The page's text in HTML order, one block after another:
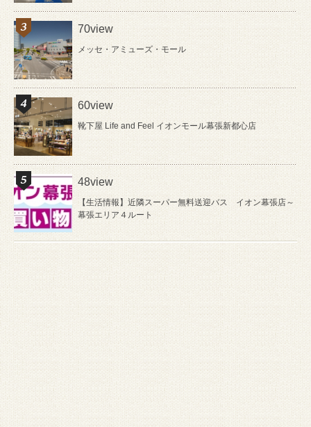
70view
メッセ・アミューズ・モール
60view
靴下屋 Life and Feel イオンモール幕張新都心店
48view
【生活情報】近隣スーパー無料送迎バス イオン幕張店～
幕張エリア４ルート